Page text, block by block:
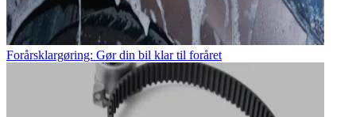
Forårsklargøring: Gør din bil klar til foråret